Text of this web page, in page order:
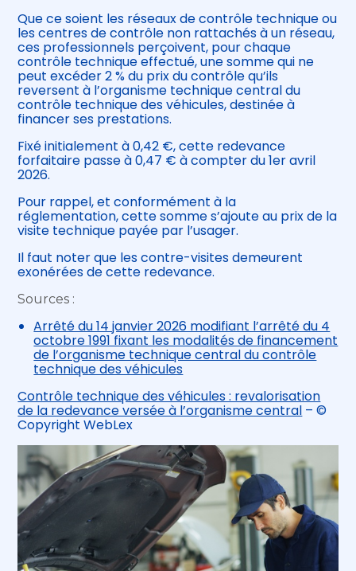
Que ce soient les réseaux de contrôle technique ou
les centres de contrôle non rattachés à un réseau,
ces professionnels perçoivent, pour chaque
contrôle technique effectué, une somme qui ne
peut excéder 2 % du prix du contrôle qu’ils
reversent à l’organisme technique central du
contrôle technique des véhicules, destinée à
financer ses prestations.
Fixé initialement à 0,42 €, cette redevance
forfaitaire passe à 0,47 € à compter du 1er avril
2026.
Pour rappel, et conformément à la
réglementation, cette somme s’ajoute au prix de la
visite technique payée par l’usager.
Il faut noter que les contre-visites demeurent
exonérées de cette redevance.
Sources :
Arrêté du 14 janvier 2026 modifiant l’arrêté du 4
octobre 1991 fixant les modalités de financement
de l’organisme technique central du contrôle
technique des véhicules
Contrôle technique des véhicules : revalorisation
de la redevance versée à l’organisme central – ©
Copyright WebLex